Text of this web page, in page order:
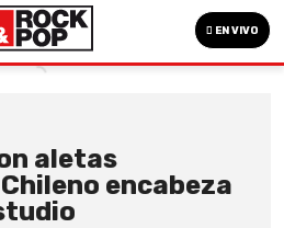
EN VIVO
aletas
encabeza